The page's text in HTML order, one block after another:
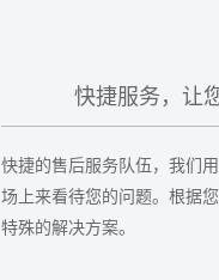
快捷服务，让
快捷的售后服务队伍，我们
场上来看待您的问题。根据
特殊的解决方案。